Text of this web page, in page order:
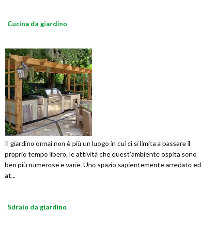
Cucina da giardino
Il giardino ormai non è più un luogo in cui ci si limita a passare il
proprio tempo libero, le attività che quest’ambiente ospita sono
ben più numerose e varie. Uno spazio sapientemente arredato ed
at...
Sdraio da giardino